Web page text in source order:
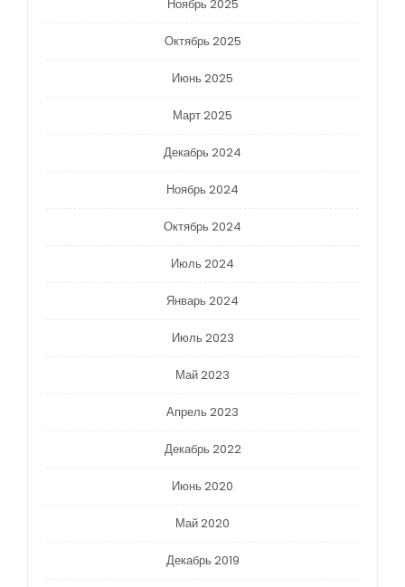
Ноябрь 2025
Октябрь 2025
Июнь 2025
Март 2025
Декабрь 2024
Ноябрь 2024
Октябрь 2024
Июль 2024
Январь 2024
Июль 2023
Май 2023
Апрель 2023
Декабрь 2022
Июнь 2020
Май 2020
Декабрь 2019